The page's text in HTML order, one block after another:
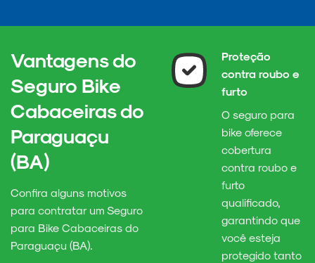
Vantagens do
Seguro Bike
Cabaceiras do
Paraguaçu
(BA)
Confira alguns motivos
para contratar um Seguro
para Bike Cabaceiras do
Paraguaçu (BA).
Proteção
contra roubo e
furto
O seguro para
bike oferece
cobertura
contra roubo e
furto
qualificado,
garantindo que
você esteja
protegido tanto